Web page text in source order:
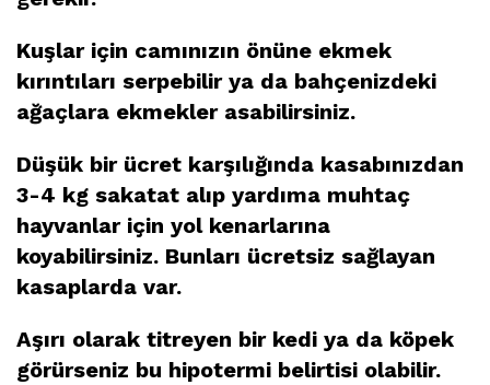
Kuşlar için camınızın önüne ekmek
kırıntıları serpebilir ya da bahçenizdeki
ağaçlara ekmekler asabilirsiniz.
Düşük bir ücret karşılığında kasabınızdan
3-4 kg sakatat alıp yardıma muhtaç
hayvanlar için yol kenarlarına
koyabilirsiniz. Bunları ücretsiz sağlayan
kasaplarda var.
Aşırı olarak titreyen bir kedi ya da köpek
görürseniz bu hipotermi belirtisi olabilir.